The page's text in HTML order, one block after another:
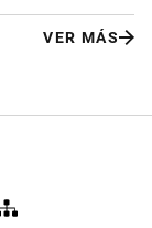
VER MÁS